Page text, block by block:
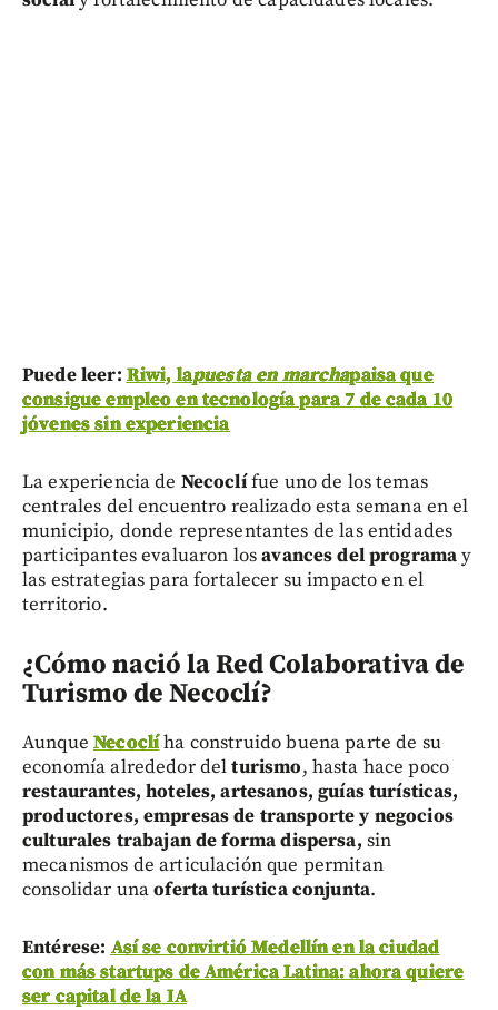
Puede leer: Riwi, lapuesta en marchapaisa que
consigue empleo en tecnología para 7 de cada 10
jóvenes sin experiencia
La experiencia de Necoclífue uno de los temas
centrales del encuentro realizado esta semana en el
municipio, donde representantes de las entidades
participantes evaluaron losavances del programay
las estrategias para fortalecer su impacto en el
territorio.
¿Cómo nació la Red Colaborativa de
Turismo de Necoclí?
AunqueNecoclíha construido buena parte de su
economía alrededor delturismo, hasta hace poco
restaurantes, hoteles, artesanos, guías turísticas,
productores, empresas de transporte y negocios
culturales trabajan de forma dispersa, sin
mecanismos de articulación que permitan
consolidar unaoferta turística conjunta.
Entérese: Así se convirtió Medellín en la ciudad
con más startups de América Latina: ahora quiere
ser capital de la IA